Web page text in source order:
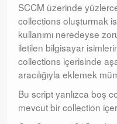
SCCM üzerinde
collections oluşturmak
kullanımı neredeyse
iletilen bilgisayar
collections içerisinde
aracılığıyla eklemek
Bu script yanlızca boş
mevcut bir collection